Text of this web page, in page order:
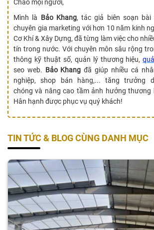
Chào mọi người,
Mình là Bảo Khang, tác giả biên soạn bài
chuyên gia marketing với hơn 10 năm kinh
Cơ Khí & Xây Dựng, đã từng làm việc cho
tín trong nước. Với chuyên môn sâu rộng
thông kỹ thuật số, quản lý thương hiệu,
seo web. Bảo Khang đã giúp nhiều cá
nghiệp, shop bán hàng,... tăng trưởng
chóng và nâng cao tầm ảnh hưởng thương
Hân hạnh được phục vụ quý khách!
TIN TỨC & BLOG CÙNG DANH MỤC